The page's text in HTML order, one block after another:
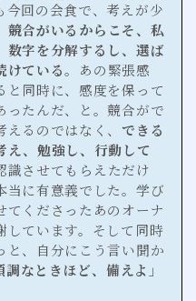
今回の会食で、考えが少
競合がいるからこそ、私
数字を分解するし、選ば
けている。あの緊張感
と同時に、感度を保って
ったんだ、と。競合がで
るのではなく、 できる
え、勉強し、行動して
識させてもらえただけ
当に有意義でした。学び
てくださったあのオーナ
しています。そして同時
と、自分にこう言い聞か
調なときほど、備えよ」